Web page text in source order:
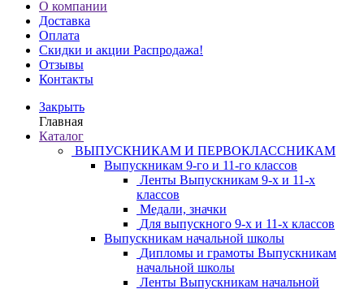
О компании
Доставка
Оплата
Скидки и акции Распродажа!
Отзывы
Контакты
Закрыть
Главная
Каталог
ВЫПУСКНИКАМ И ПЕРВОКЛАССНИКАМ
Выпускникам 9-го и 11-го классов
Ленты Выпускникам 9-х и 11-х
классов
Медали, значки
Для выпускного 9-х и 11-х классов
Выпускникам начальной школы
Дипломы и грамоты Выпускникам
начальной школы
Ленты Выпускникам начальной